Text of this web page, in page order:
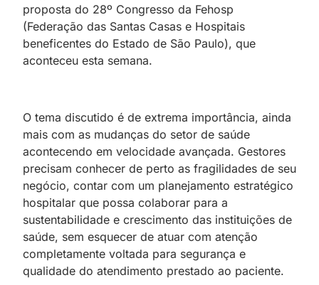
proposta do 28º Congresso da Fehosp
(Federação das Santas Casas e Hospitais
beneficentes do Estado de São Paulo), que
aconteceu esta semana.
O tema discutido é de extrema importância, ainda
mais com as mudanças do setor de saúde
acontecendo em velocidade avançada. Gestores
precisam conhecer de perto as fragilidades de seu
negócio, contar com um planejamento estratégico
hospitalar que possa colaborar para a
sustentabilidade e crescimento das instituições de
saúde, sem esquecer de atuar com atenção
completamente voltada para segurança e
qualidade do atendimento prestado ao paciente.